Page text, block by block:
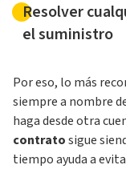
Resolver
el suministro
Por eso, lo más
siempre a nombre
haga desde otra
contratosigue
tiempo ayuda a